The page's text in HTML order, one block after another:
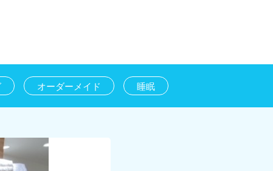
オーダーメイド 睡眠